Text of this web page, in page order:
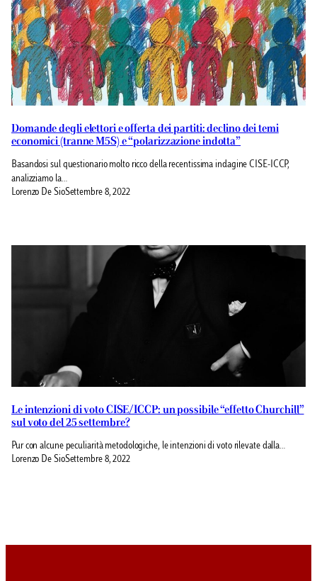
Domande degli elettori e offerta dei partiti: declino dei temi
economici (tranne M5S) e “polarizzazione indotta”
Basandosi sul questionario molto ricco della recentissima indagine CISE-ICCP,
analizziamo la…
Lorenzo De SioSettembre 8, 2022
Le intenzioni di voto CISE/ICCP: un possibile “effetto Churchill”
sul voto del 25 settembre?
Pur con alcune peculiarità metodologiche, le intenzioni di voto rilevate dalla…
Lorenzo De SioSettembre 8, 2022